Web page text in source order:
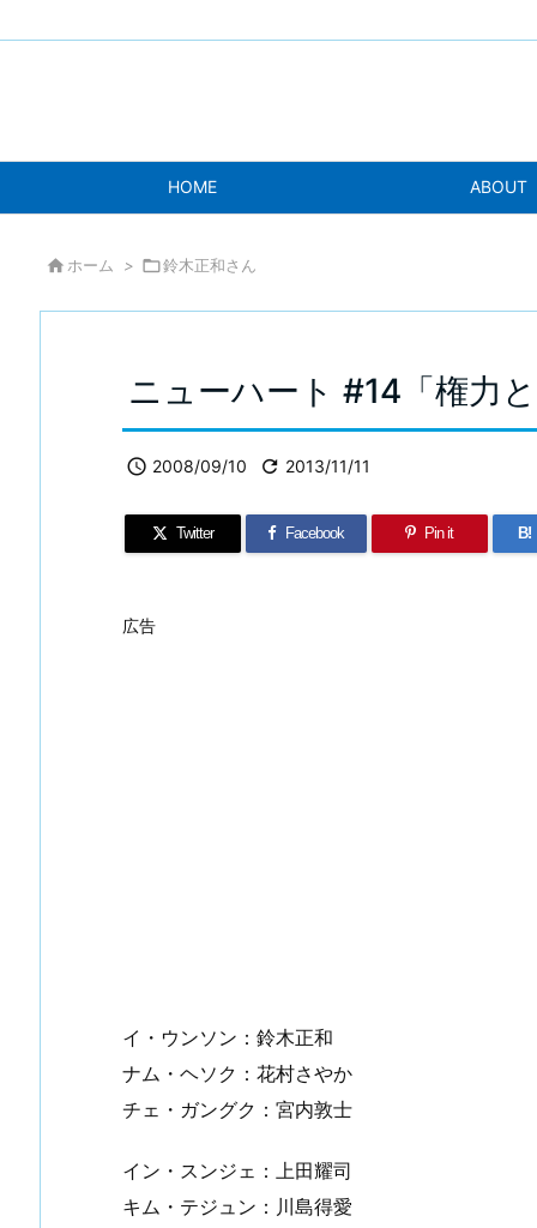
HOME ABOUT
 ホーム > 鈴木正和さん
ニューハート #14「権力
 2008/09/10  2013/11/11
Twitter Facebook Pin it B!
広告
イ・ウンソン：鈴木正和
ナム・ヘソク：花村さやか
チェ・ガングク：宮内敦士
イン・スンジェ：上田耀司
キム・テジュン：川島得愛